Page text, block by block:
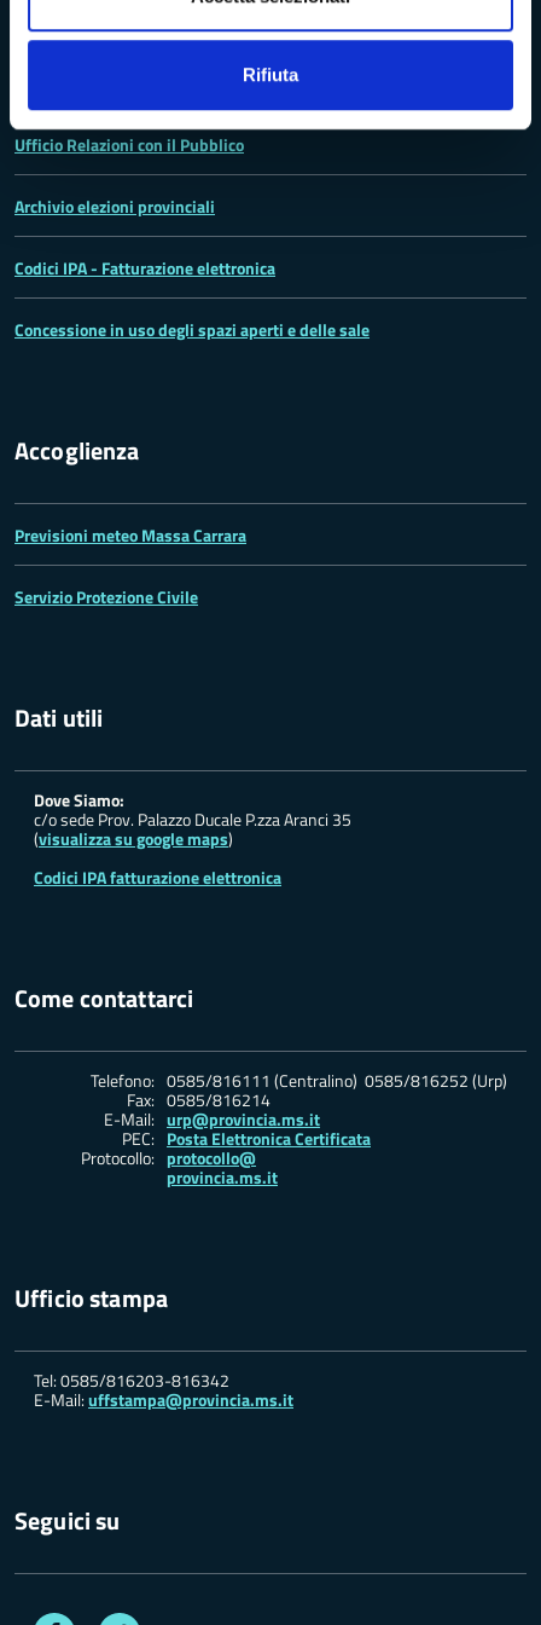
Rifiuta
Lo statuto della Provincia di Massa -Carrara
Ufficio Relazioni con il Pubblico
Archivio elezioni provinciali
Codici IPA - Fatturazione elettronica
Concessione in uso degli spazi aperti e delle sale
Accoglienza
Previsioni meteo Massa Carrara
Servizio Protezione Civile
Dati utili
Dove Siamo:
c/o sede Prov. Palazzo Ducale P.zza Aranci 35
(visualizza su google maps)
Codici IPA fatturazione elettronica
Come contattarci
Telefono: 0585/816111 (Centralino) 0585/816252 (Urp)
Fax: 0585/816214
E-Mail: urp@provincia.ms.it
PEC: Posta Elettronica Certificata
Protocollo: protocollo@
provincia.ms.it
Ufficio stampa
Tel: 0585/816203-816342
E-Mail:uffstampa@provincia.ms.it
Seguici su